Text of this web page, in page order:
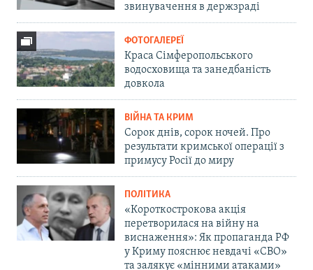
звинувачення в держзраді
ФОТОГАЛЕРЕЇ
Краса Сімферопольського
водосховища та занедбаність
довкола
ВІЙНА ТА КРИМ
Сорок днів, сорок ночей. Про
результати кримської операції з
примусу Росії до миру
ПОЛІТИКА
«Короткострокова акція
перетворилася на війну на
виснаження»: Як пропаганда РФ
у Криму пояснює невдачі «СВО»
та залякує «мінними атаками»